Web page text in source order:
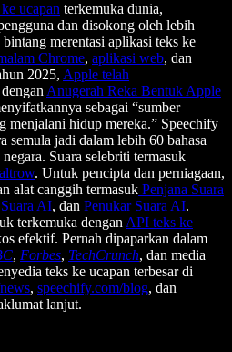
ucapan terkemuka dunia,
dan disokong oleh lebih
merentasi aplikasi teks ke
Chrome, aplikasi web, dan
2025, Apple telah
Anugerah Reka Bentuk Apple
sebagai “sumber
menjalani hidup mereka.” Speechify
semula jadi dalam lebih 60 bahasa
Suara selebriti termasuk
. Untuk pencipta dan perniagaan,
alat canggih termasuk Penjana Suara
AI, dan Penukar Suara AI.
terkemuka dengan API teks ke
efektif. Pernah dipaparkan dalam
, Forbes, TechCrunch, dan media
teks ke ucapan terbesar di
, speechify.com/blog, dan
lanjut.